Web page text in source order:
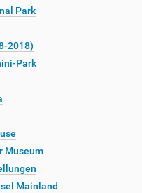
Park
2018)
Park
Museum
Mainland